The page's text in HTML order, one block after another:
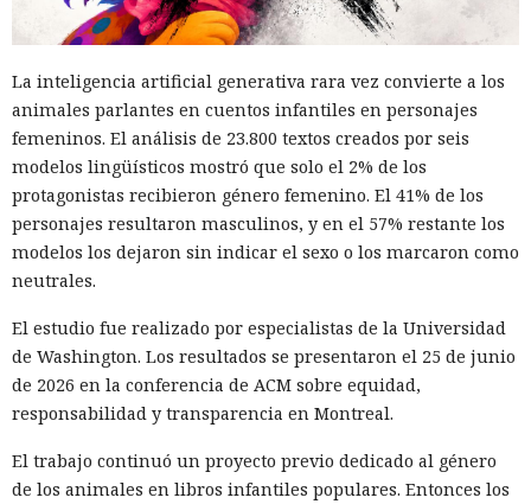
La inteligencia artificial generativa rara vez convierte a los
animales parlantes en cuentos infantiles en personajes
femeninos. El análisis de 23.800 textos creados por seis
modelos lingüísticos mostró que solo el 2% de los
protagonistas recibieron género femenino. El 41% de los
personajes resultaron masculinos, y en el 57% restante los
modelos los dejaron sin indicar el sexo o los marcaron como
neutrales.
El estudio fue realizado por especialistas de la Universidad
de Washington. Los resultados se presentaron el 25 de junio
de 2026 en la conferencia de ACM sobre equidad,
responsabilidad y transparencia en Montreal.
El trabajo continuó un proyecto previo dedicado al género
de los animales en libros infantiles populares. Entonces los